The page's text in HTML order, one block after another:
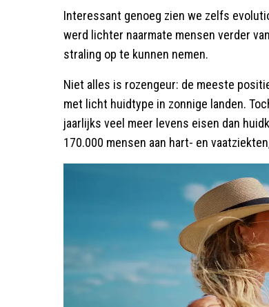
Interessant genoeg zien we zelfs
werd lichter naarmate mensen verder
straling op te kunnen nemen.
Niet alles is rozengeur: de meeste
met licht huidtype in zonnige landen.
jaarlijks veel meer levens eisen dan
170.000 mensen aan hart- en